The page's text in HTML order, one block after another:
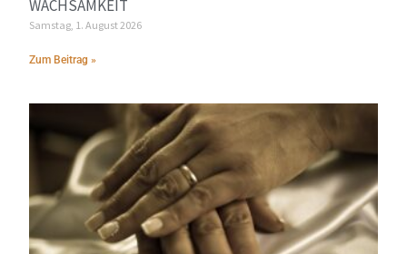
WACHSAMKEIT
Samstag, 1. August 2026
Zum Beitrag »